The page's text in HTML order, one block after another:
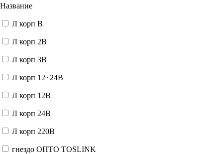
Название
Л корп В
Л корп 2В
Л корп 3В
Л корп 12~24В
Л корп 12В
Л корп 24В
Л корп 220В
гнездо ОПТО TOSLINK